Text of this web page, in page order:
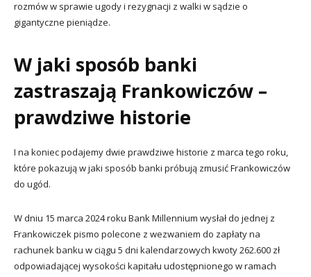
rozmów w sprawie ugody i rezygnacji z walki w sądzie o
gigantyczne pieniądze.
W jaki sposób banki
zastraszają Frankowiczów –
prawdziwe historie
I na koniec podajemy dwie prawdziwe historie z marca tego roku,
które pokazują w jaki sposób banki próbują zmusić Frankowiczów
do ugód.
W dniu 15 marca 2024 roku Bank Millennium wysłał do jednej z
Frankowiczek pismo polecone z wezwaniem do zapłaty na
rachunek banku w ciągu 5 dni kalendarzowych kwoty 262.600 zł
odpowiadającej wysokości kapitału udostępnionego w ramach